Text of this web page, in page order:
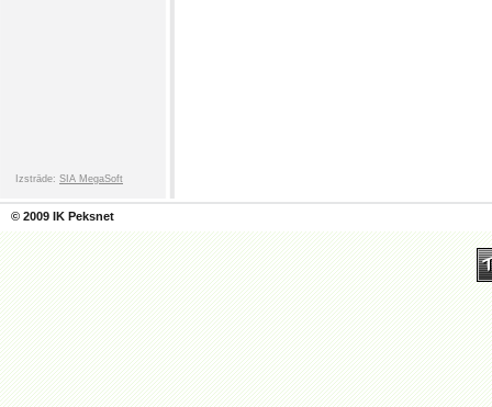
© 2009 IK Peksnet
Izstrāde: SIA MegaSoft